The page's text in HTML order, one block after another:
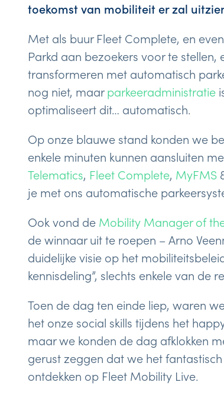
toekomst van mobiliteit er zal
Met als buur Fleet Complete, en
Parkd aan bezoekers voor te
transformeren met automatisch
nog niet, maarparkeeradministratie
optimaliseert dit… automatisch.
Op onze blauwe stand konden we
enkele minuten kunnen aansluiten
Telematics, Fleet Complete, MyFMS
je met ons automatische
Ook vond de Mobility Manager of
de winnaar uit te roepen – Arno
duidelijke visie op het
kennisdeling”, slechts enkele van
Toen de dag ten einde liep, waren
het onze social skills tijdens het
maar we konden de dag afklokken
gerust zeggen dat we het
ontdekken op Fleet Mobility Live.